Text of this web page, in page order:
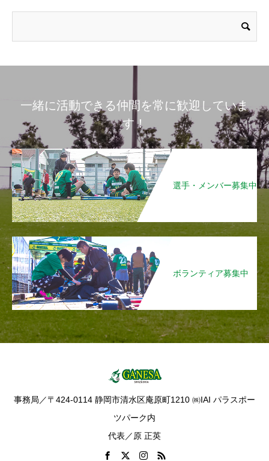
一緒に活動できる仲間を常に歓迎していま
す！
選手・メンバー募集中
ボランティア募集中
事務局／〒424-0114 静岡市清水区庵原町1210 ㈱IAI パラスポー
ツパーク内
代表／原 正英